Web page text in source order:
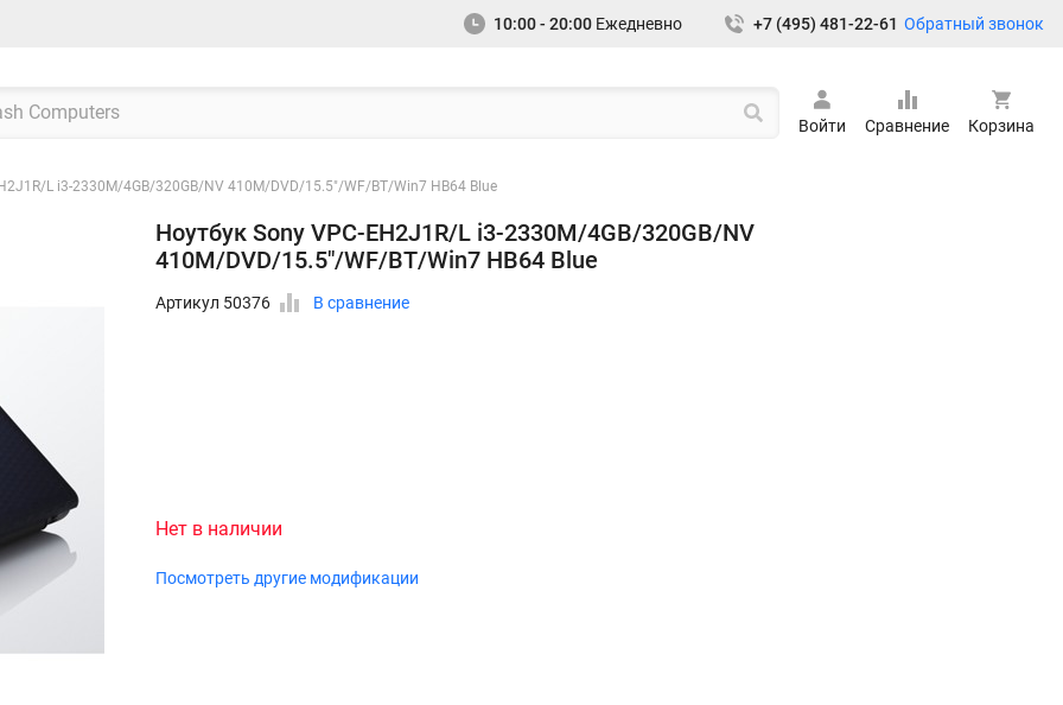
10:00 - 20:00 Ежедневно +7 (495) 481-22-61 Обратный звонок
Войти Сравнение Корзина
L i3-2330M/4GB/320GB/NV 410M/DVD/15.5"/WF/BT/Win7 HB64 Blue
Ноутбук Sony VPC-EH2J1R/L i3-2330M/4GB/320GB/NV
410M/DVD/15.5"/WF/BT/Win7 HB64 Blue
Артикул 50376 В сравнение
Нет в наличии
Посмотреть другие модификации